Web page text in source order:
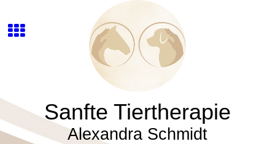
Sanfte Tiertherapie
Alexandra Schmidt